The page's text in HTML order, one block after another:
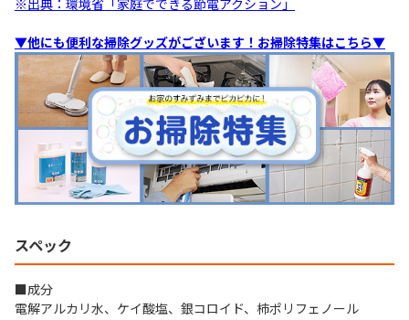
※出典：環境省「家庭でできる節電アクション」
▼他にも便利な掃除グッズがございます！お掃除特集はこちら▼
スペック
■成分
電解アルカリ水、ケイ酸塩、銀コロイド、柿ポリフェノール